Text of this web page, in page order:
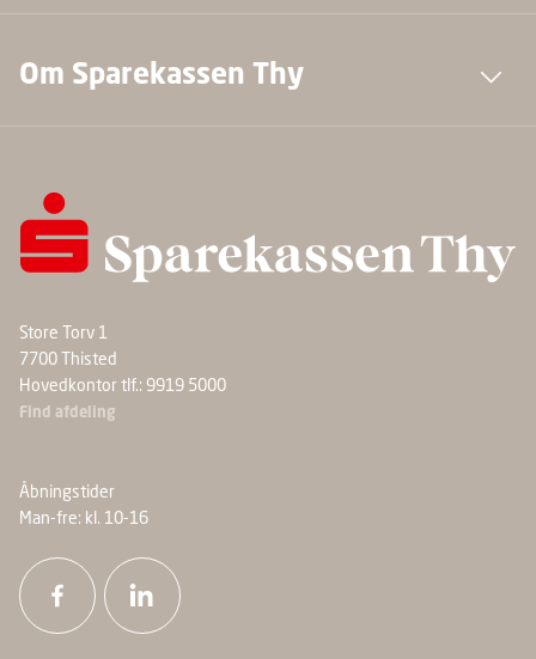
Om Sparekassen Thy
Store Torv 1
7700 Thisted
Hovedkontor tlf.: 9919 5000
Find afdeling
Åbningstider
Man-fre: kl. 10-16